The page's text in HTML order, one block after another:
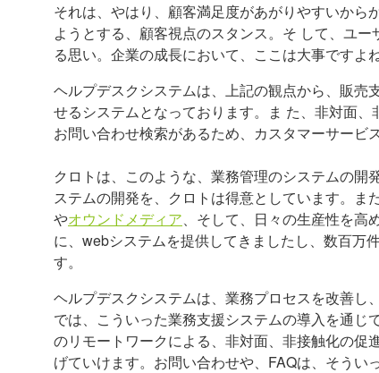
それは、やはり、顧客満足度があがりやすいか
ようとする、顧客視点のスタンス。そ して、ユ
る思い。企業の成長において、ここは大事ですよね
ヘルプデスクシステムは、上記の観点から、販売
せるシステムとなっております。ま た、非対面、
お問い合わせ検索があるため、カスタマーサービ
クロトは、このような、業務管理のシステムの開
ステムの開発を、クロトは得意としています。
やオウンドメディア、そして、日々の生産性を高め
に、webシステムを提供してきましたし、数百万
す。
ヘルプデスクシステムは、業務プロセスを改善し
では、こういった業務支援システムの導入を通
のリモートワークによる、非対面、非接触化の促
げていけます。お問い合わせや、FAQは、そう